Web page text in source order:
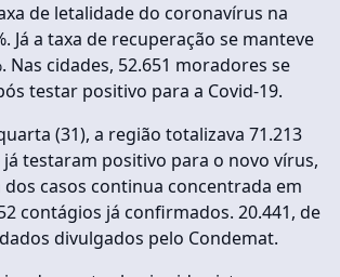
de letalidade do coronavírus na
Já a taxa de recuperação se manteve
Nas cidades, 52.651 moradores se
testar positivo para a Covid-19.
(31), a região totalizava 71.213
testaram positivo para o novo vírus,
casos continua concentrada em
contágios já confirmados. 20.441, de
divulgados pelo Condemat.